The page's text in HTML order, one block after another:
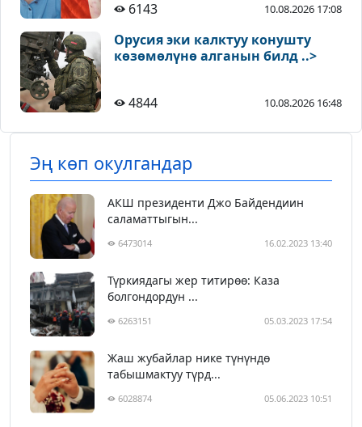
6143 10.08.2026 17:08
Орусия эки калктуу конушту
көзөмөлүнө алганын билд ..>
4844 10.08.2026 16:48
Эң көп окулгандар
АКШ президенти Джо Байдендиин
саламаттыгын...
6473014 16.02.2023 13:40
Түркиядагы жер титирөө: Каза
болгондордун ...
6263151 05.03.2023 17:54
Жаш жубайлар нике түнүндө
табышмактуу түрд...
6028874 05.06.2023 10:51